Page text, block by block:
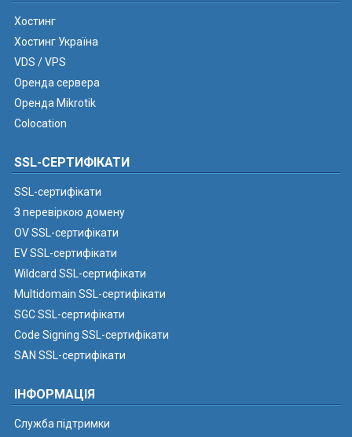
Хостинг
Хостинг Україна
VDS / VPS
Оренда сервера
Оренда Mikrotik
Colocation
SSL-СЕРТИФІКАТИ
SSL-сертифікати
З перевіркою домену
OV SSL-сертифікати
EV SSL-сертифікати
Wildcard SSL-сертифікати
Multidomain SSL-сертифікати
SGC SSL-сертифікати
Code Signing SSL-сертифікати
SAN SSL-сертифікати
ІНФОРМАЦІЯ
Служба підтримки